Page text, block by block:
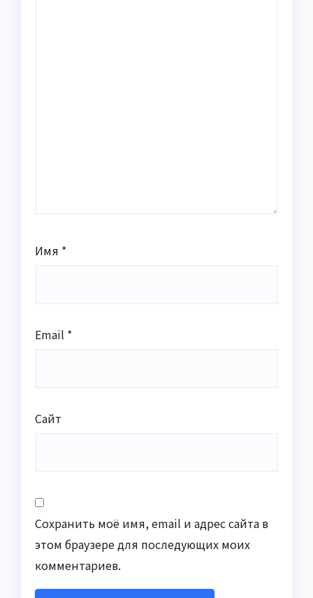
Имя *
Email *
Сайт
Сохранить моё имя, email и адрес сайта в
этом браузере для последующих моих
комментариев.